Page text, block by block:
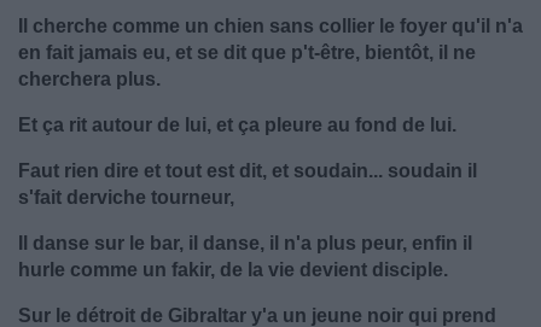
Il cherche comme un chien sans collier le foyer qu'il n'a
en fait jamais eu, et se dit que p't-être, bientôt, il ne
cherchera plus.
Et ça rit autour de lui, et ça pleure au fond de lui.
Faut rien dire et tout est dit, et soudain... soudain il
s'fait derviche tourneur,
Il danse sur le bar, il danse, il n'a plus peur, enfin il
hurle comme un fakir, de la vie devient disciple.
Sur le détroit de Gibraltar y'a un jeune noir qui prend